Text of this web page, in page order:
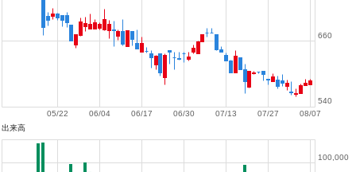
08/07
07/27
07/13
06/30
06/17
06/04
05/22
540
660
出来高
100,000